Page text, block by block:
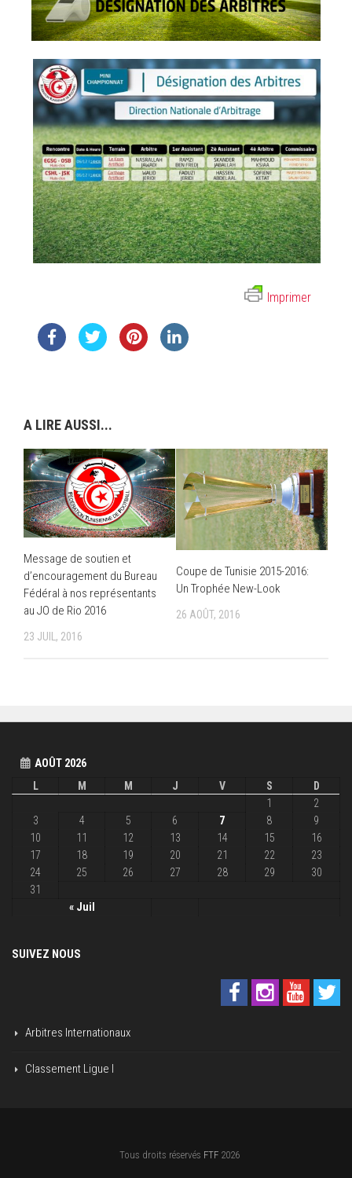
Imprimer
A LIRE AUSSI...
Message de soutien et
d’encouragement du Bureau
Fédéral à nos représentants
au JO de Rio 2016
23 JUIL, 2016
Coupe de Tunisie 2015-2016:
Un Trophée New-Look
26 AOÛT, 2016
AOÛT 2026
L
M M J V S D
« Juil
1
2
3
4 5 6 7 8
9
10
11 12 13 14 15
16
17
18 19 20 21 22
23
24
25 26 27 28 29
30
31
SUIVEZ NOUS
Arbitres Internationaux
Classement Ligue I
Tous droits réservés FTF 2026